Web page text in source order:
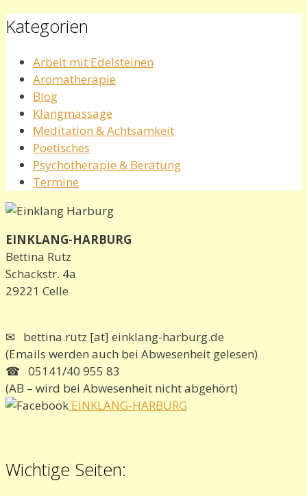
Kategorien
Arbeit mit Edelsteinen
Aromatherapie
Blog
Klangmassage
Meditation & Achtsamkeit
Poetisches
Psychotherapie & Beratung
Termine
EINKLANG-HARBURG
Bettina Rutz
Schackstr. 4a
29221 Celle
✉ bettina.rutz [at] einklang-harburg.de
(Emails werden auch bei Abwesenheit gelesen)
☎ 05141/40 955 83
(AB – wird bei Abwesenheit nicht abgehört)
EINKLANG-HARBURG
Wichtige Seiten: